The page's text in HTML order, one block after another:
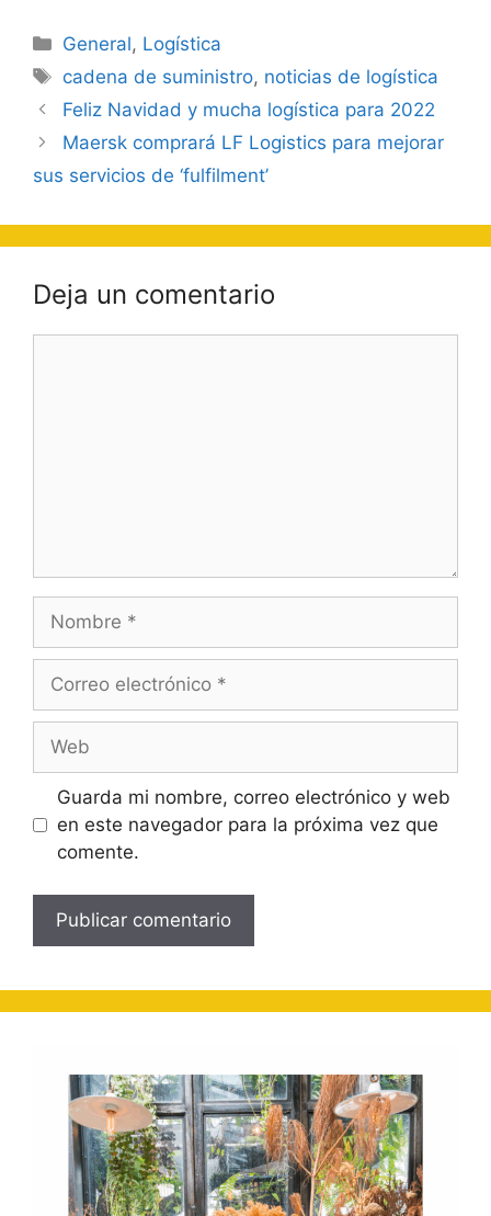
Categorías
General, Logística
Etiquetas
cadena de suministro, noticias de logística
Navegación
de
Feliz Navidad y mucha logística para 2022
Maersk comprará LF Logistics para mejorar
sus servicios de ‘fulfilment’
Deja un comentario
Nombre
Correo
Web
Guarda mi nombre, correo electrónico y web
en este navegador para la próxima vez que
comente.